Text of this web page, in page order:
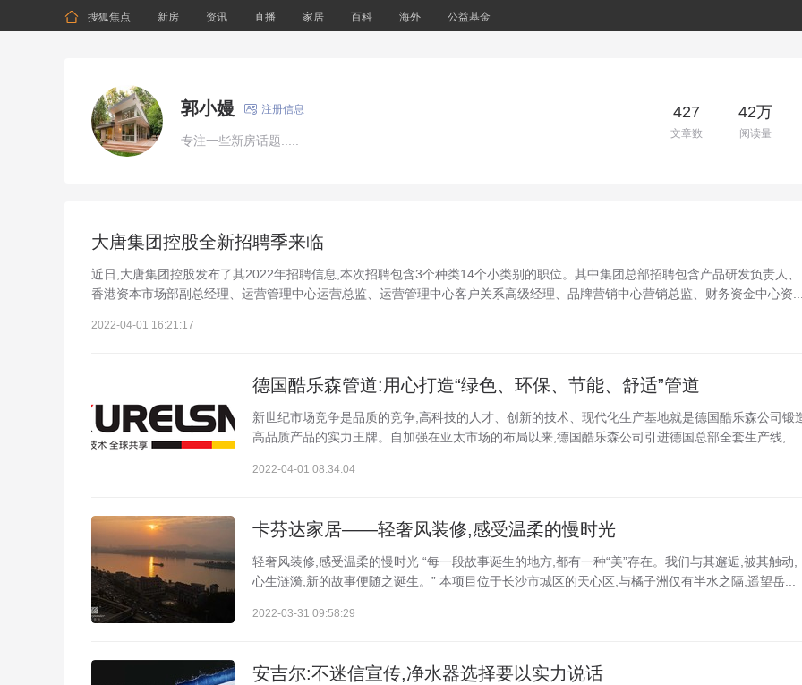
 搜狐焦点 新房 资讯 直播 家居 百科 海外 公益基金
郭小嫚  注册信息
专注一些新房话题.....
427
文章数
42万
阅读量
大唐集团控股全新招聘季来临
近日,大唐集团控股发布了其2022年招聘信息,本次招聘包含3个种类14个小类别的职位。其中集团总部招聘包含产品研发负责人、
香港资本市场部副总经理、运营管理中心运营总监、运营管理中心客户关系高级经理、品牌营销中心营销总监、财务资金中心资
2022-04-01 16:21:17
德国酷乐森管道:用心打造“绿色、环保、节能、舒适”管道
新世纪市场竞争是品质的竞争,高科技的人才、创新的技术、现代化生产基地就是德国酷乐森公司锻
高品质产品的实力王牌。自加强在亚太市场的布局以来,德国酷乐森公司引进德国总部全套生产线,...
2022-04-01 08:34:04
卡芬达家居——轻奢风装修,感受温柔的慢时光
轻奢风装修,感受温柔的慢时光 “每一段故事诞生的地方,都有一种“美”存在。我们与其邂逅,被其触动,
心生涟漪,新的故事便随之诞生。” 本项目位于长沙市城区的天心区,与橘子洲仅有半水之隔,遥望岳...
2022-03-31 09:58:29
安吉尔:不迷信宣传,净水器选择要以实力说话